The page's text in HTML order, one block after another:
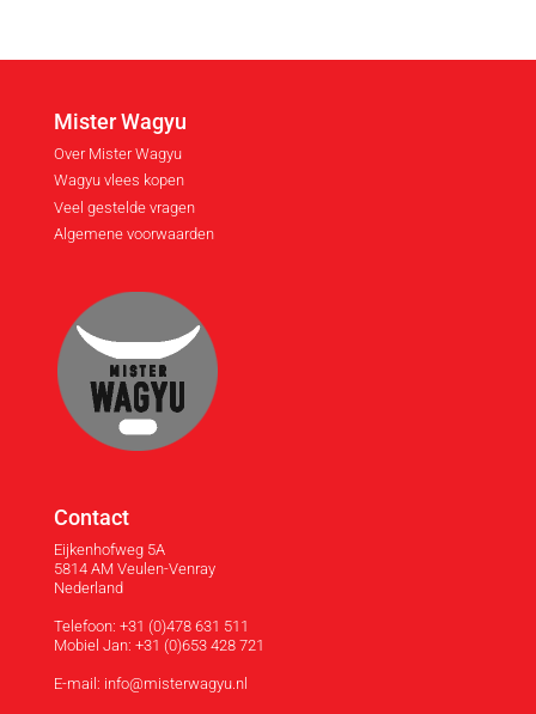
Mister Wagyu
Over Mister Wagyu
Wagyu vlees kopen
Veel gestelde vragen
Algemene voorwaarden
Contact
Eijkenhofweg 5A
5814 AM Veulen-Venray
Nederland
Telefoon: +31 (0)478 631 511
Mobiel Jan: +31 (0)653 428 721
E-mail: info@misterwagyu.nl